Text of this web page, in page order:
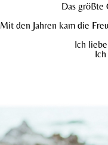
Das größte
Mit den Jahren kam die
Ich